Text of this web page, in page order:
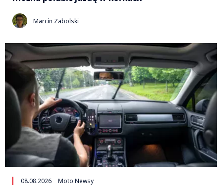
Marcin Zabolski
08.08.2026 Moto Newsy